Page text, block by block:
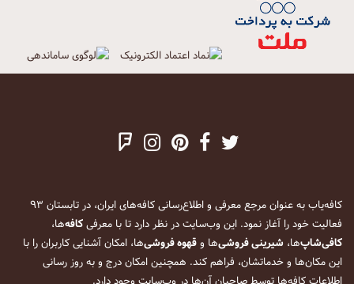
کافه‌یاب به عنوان مرجع معرفی و اطلاع‌رسانی کافه‌های ایران، در تابستان ۹۳
فعالیت خود را آغاز نمود. این وب‌سایت در نظر دارد تا با معرفیکافه‌ها،
کافی‌شاپ‌ها، شیرینی فروشی‌ها وقهوه فروشی‌ها، امکان آشنایی کاربران را با
این مکان‌ها و خدماتشان، فراهم کند. همچنین امکان درج و به روز رسانی